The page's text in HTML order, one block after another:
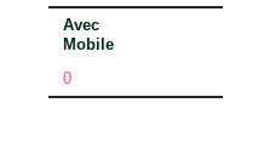
Avec
Mobile
0